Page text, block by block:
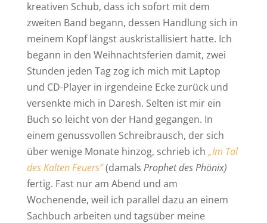
kreativen Schub, dass ich sofort mit dem
zweiten Band begann, dessen Handlung sich in
meinem Kopf längst auskristallisiert hatte. Ich
begann in den Weihnachtsferien damit, zwei
Stunden jeden Tag zog ich mich mit Laptop
und CD-Player in irgendeine Ecke zurück und
versenkte mich in Daresh. Selten ist mir ein
Buch so leicht von der Hand gegangen. In
einem genussvollen Schreibrausch, der sich
über wenige Monate hinzog, schrieb ich „Im Tal
des Kalten Feuers”(damals Prophet des Phönix)
fertig. Fast nur am Abend und am
Wochenende, weil ich parallel dazu an einem
Sachbuch arbeiten und tagsüber meine